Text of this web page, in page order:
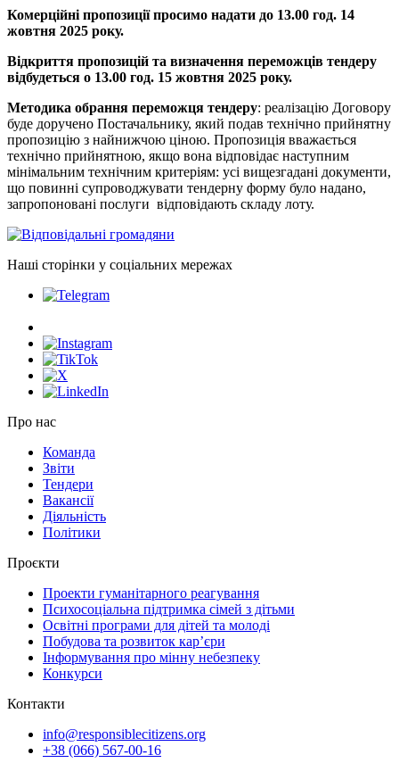
Комерційні пропозиції просимо надати до 13.00 год. 14
жовтня 2025 року.
Відкриття пропозицій та визначення переможців тендеру
відбудеться о 13.00 год. 15 жовтня 2025 року.
Методика обрання переможця тендеру: реалізацію Договору
буде доручено Постачальнику, який подав технічно прийнятну
пропозицію з найнижчою ціною. Пропозиція вважається
технічно прийнятною, якщо вона відповідає наступним
мінімальним технічним критеріям: усі вищезгадані документи,
що повинні супроводжувати тендерну форму було надано,
запропоновані послуги відповідають складу лоту.
Наші сторінки у соціальних мережах
Про нас
Команда
Звіти
Тендери
Вакансії
Діяльність
Політики
Проєкти
Проекти гуманітарного реагування
Психосоціальна підтримка сімей з дітьми
Освітні програми для дітей та молоді
Побудова та розвиток кар’єри
Інформування про мінну небезпеку
Конкурси
Контакти
info@responsiblecitizens.org
+38 (066) 567-00-16